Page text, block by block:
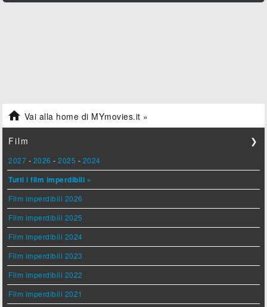
 Vai alla home di MYmovies.it »
Film ❯
2027 - 2026 -2025 - 2024
Tutti i film imperdibili »
Film imperdibili 2026
Film imperdibili 2025
Film imperdibili 2024
Film imperdibili 2023
Film imperdibili 2022
Film imperdibili 2021